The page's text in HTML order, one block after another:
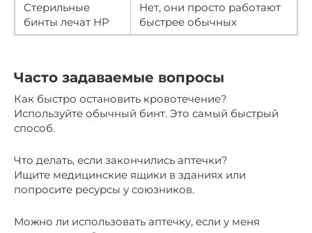
Стерильные
бинты лечат HP
Нет, они просто работают
быстрее обычных
Часто задаваемые вопросы
Как быстро остановить кровотечение?
Используйте обычный бинт. Это самый быстрый
способ.
Что делать, если закончились аптечки?
Ищите медицинские ящики в зданиях или
попросите ресурсы у союзников.
Можно ли использовать аптечку, если у меня